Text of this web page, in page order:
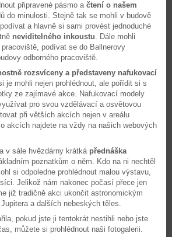
připravené pásmo a čtení o našem
do minulosti. Stejně tak se mohli v budově
a hlavně si sami provést jednoduché
neviditelného inkoustu. Dále mohli
podívat se do Ballnerovy
odborného pracoviště.
rozsvíceny a představeny nafukovací
je mohli nejen prohlédnout, ale pořídit si s
ze zajímavé akce. Nafukovací modely
pro svou vzdělávací a osvětovou
při větších akcích nejen v areálu
akcích najdete na vždy na našich webových
v sále hvězdárny krátká přednáška
poznatkům o něm. Kdo na ni nechtěl
si odpoledne prohlédnout malou výstavu,
Jelikož nám nakonec počasí přece jen
již tradičně akci ukončit astronomickým
a dalších nebeských těles.
pokud jste ji tentokrát nestihli nebo jste
můžete si prohlédnout naši fotogalerii.